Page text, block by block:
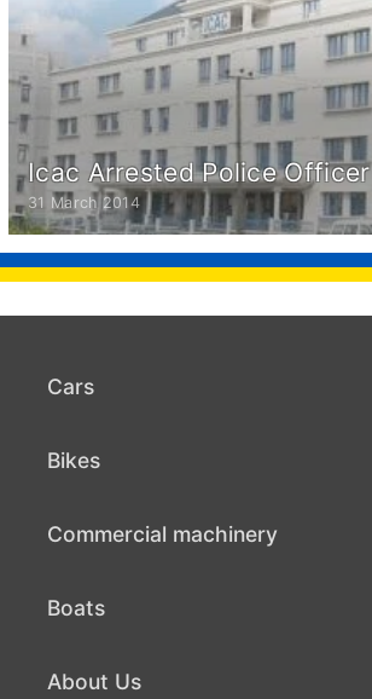
Icac Arrested Police Officer
31 March 2014
Cars
Bikes
Commercial machinery
Boats
About Us